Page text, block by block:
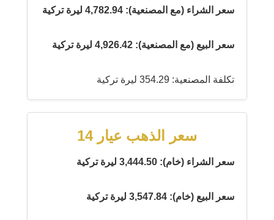
سعر الشراء (مع المصنعية): 4,782.94 ليرة تركية
سعر البيع (مع المصنعية): 4,926.42 ليرة تركية
تكلفة المصنعية: 354.29 ليرة تركية
سعر الذهب عيار 14
سعر الشراء (خام): 3,444.50 ليرة تركية
سعر البيع (خام): 3,547.84 ليرة تركية